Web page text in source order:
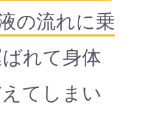
の流れに乗
れて身体
てしまい